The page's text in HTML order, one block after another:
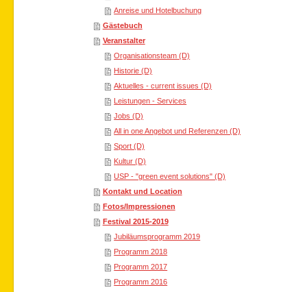
Anreise und Hotelbuchung
Gästebuch
Veranstalter
Organisationsteam (D)
Historie (D)
Aktuelles - current issues (D)
Leistungen - Services
Jobs (D)
All in one Angebot und Referenzen (D)
Sport (D)
Kultur (D)
USP - "green event solutions" (D)
Kontakt und Location
Fotos/Impressionen
Festival 2015-2019
Jubiläumsprogramm 2019
Programm 2018
Programm 2017
Programm 2016